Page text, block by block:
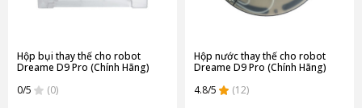
Hộp bụi thay thế cho robot
Dreame D9 Pro (Chính Hãng)
0/5
(0)
Hộp nước thay thế cho robot
Dreame D9 Pro (Chính Hãng)
4.8/5
(12)